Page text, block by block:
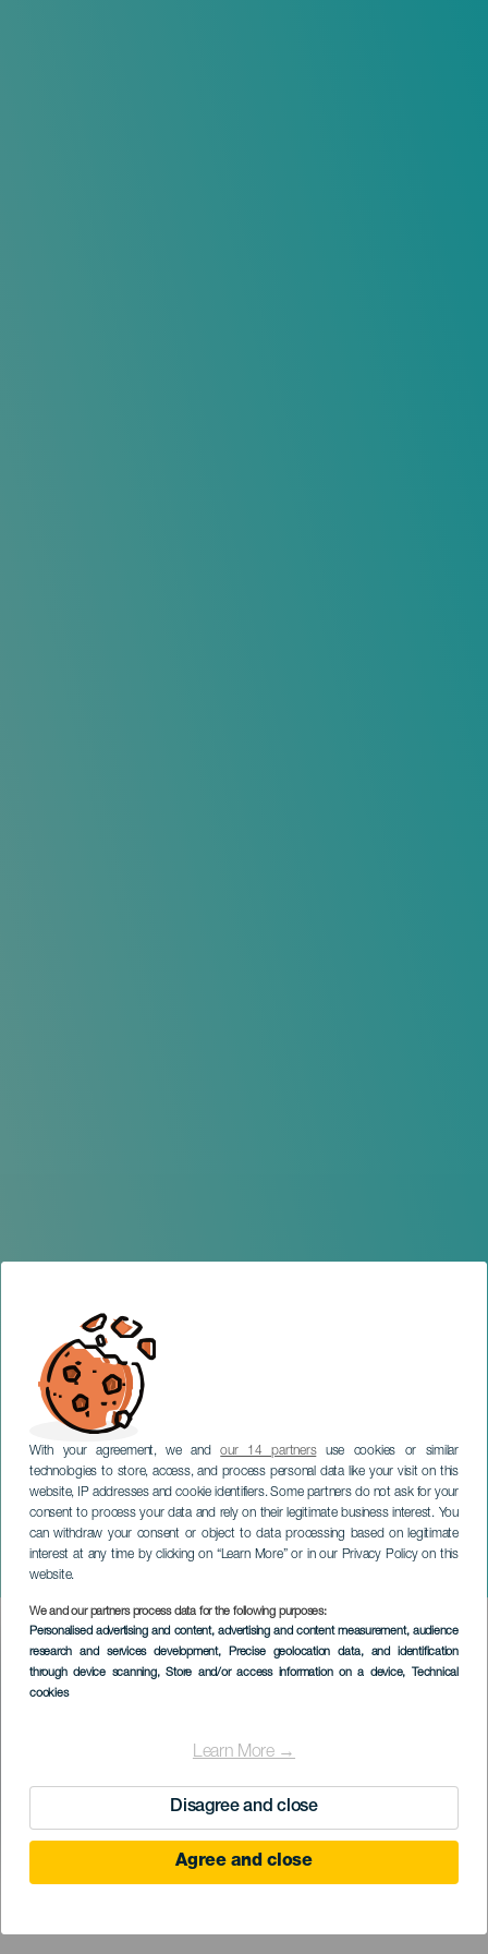
With your agreement, we andour 14 partnersuse cookies or similar
technologies to store, access, and process personal data like your visit on this
website, IP addresses and cookie identifiers. Some partners do not ask for your
consent to process your data and rely on their legitimate business interest. You
can withdraw your consent or object to data processing based on legitimate
interest at any time by clicking on “Learn More” or in our Privacy Policy on this
website.
We and our partners process data for the following purposes:
Personalised advertising and content, advertising and content measurement, audience
research and services development, Precise geolocation data, and identification
through device scanning, Store and/or access information on a device, Technical
cookies
Learn More →
Disagree and close
Agree and close
Siloé на концерте
ТЕНЕРИФЕ
Imagen
Listado